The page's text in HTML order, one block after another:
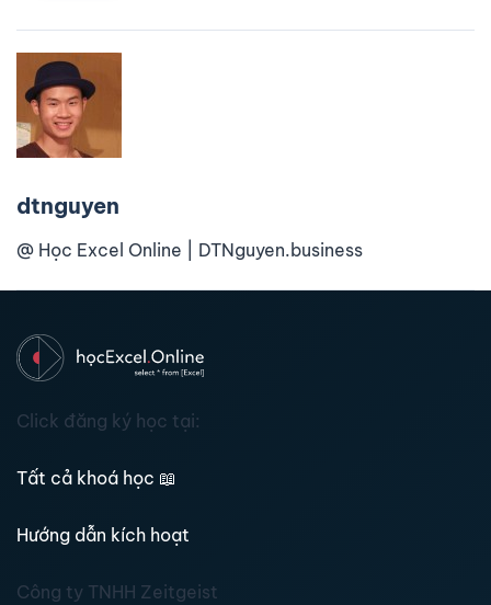
dtnguyen
@ Học Excel Online | DTNguyen.business
Click đăng ký học tại:
Tất cả khoá học 📖
Hướng dẫn kích hoạt
Công ty TNHH Zeitgeist